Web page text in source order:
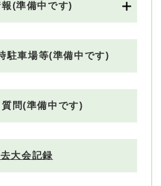
(準備中です)
駐車場等(準備中です)
質問(準備中です)
大会記録